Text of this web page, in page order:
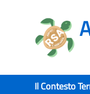
Il Contesto